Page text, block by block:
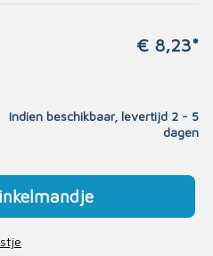
€ 8,23*
Indien beschikbaar, levertijd 2 - 5
dagen